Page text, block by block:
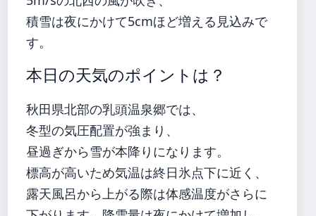
積雪は夜にかけて5cmほど増える見込みで
す。
本日の天気のポイントは？
秋田県北部の乳頭温泉郷では、
冬型の気圧配置が強まり、
昼過ぎから雪が本降りになります。
標高が高いため気温は終日氷点下に近く、
露天風呂から上がる際は体感温度がさらに